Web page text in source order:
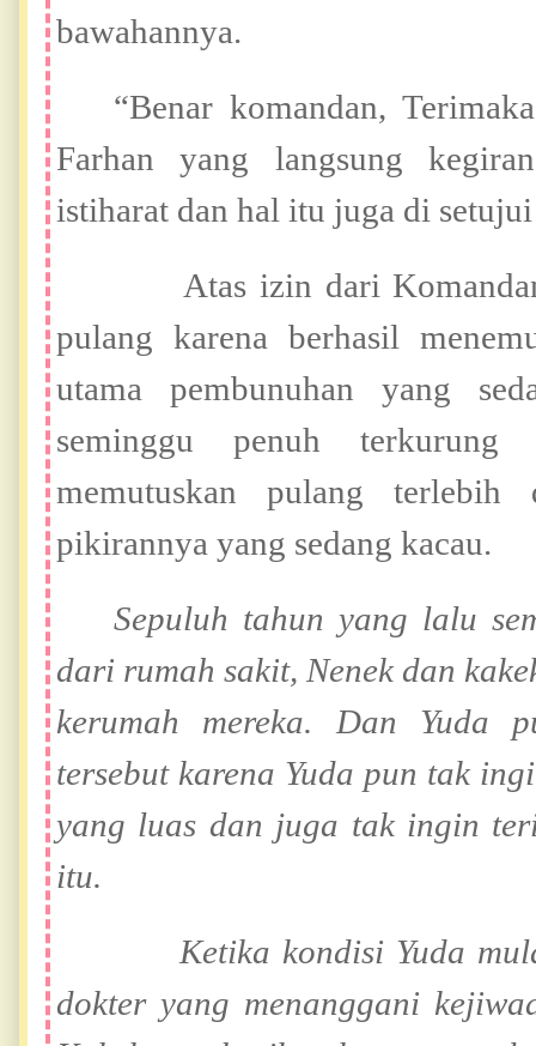
bawahannya.
“Benar komandan,
Farhan yang langsung
istiharat dan hal itu juga di
Atas izin dari Komandan
pulang karena berhasil
utama pembunuhan yang
seminggu penuh
memutuskan pulang terlebih
pikirannya yang sedang kacau.
Sepuluh tahun yang lalu
dari rumah sakit, Nenek dan
kerumah mereka. Dan Yuda
tersebut karena Yuda pun tak
yang luas dan juga tak ingin
itu.
Ketika kondisi Yuda mulai
dokter yang menanggani